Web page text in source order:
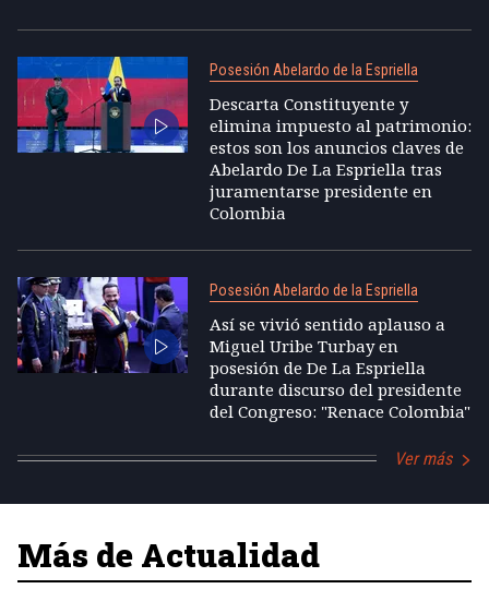
Posesión Abelardo de la Espriella
Descarta Constituyente y
elimina impuesto al patrimonio:
estos son los anuncios claves de
Abelardo De La Espriella tras
juramentarse presidente en
Colombia
Posesión Abelardo de la Espriella
Así se vivió sentido aplauso a
Miguel Uribe Turbay en
posesión de De La Espriella
durante discurso del presidente
del Congreso: "Renace Colombia"
Ver más
Más de Actualidad